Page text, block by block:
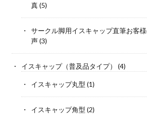
真(5)
サークル脚用イスキャップ直筆お客
声(3)
イスキャップ（普及品タイプ） (4)
イスキャップ丸型 (1)
イスキャップ角型 (2)